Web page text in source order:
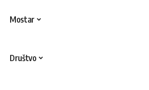
Mostar
Društvo